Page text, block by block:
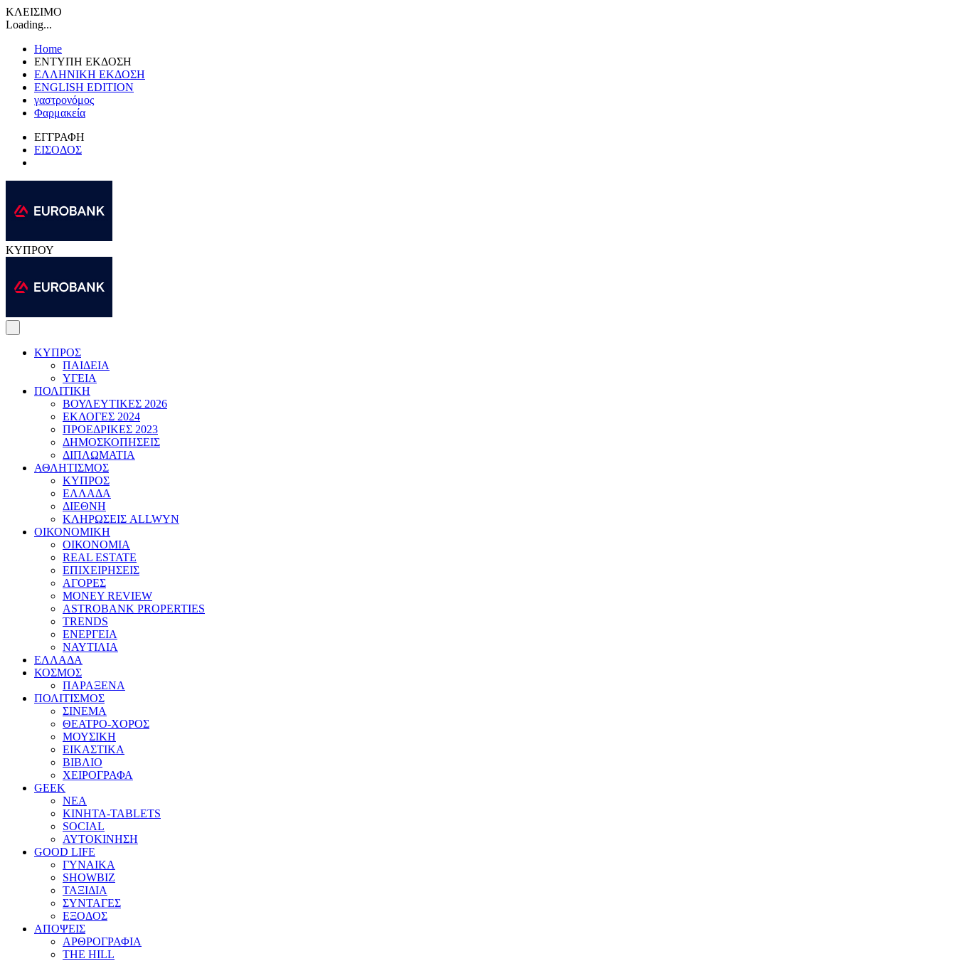
ΚΛΕΙΣΙΜΟ
Loading...
Home
ΕΝΤΥΠΗ ΕΚΔΟΣΗ
ΕΛΛΗΝΙΚΗ ΕΚΔΟΣΗ
ENGLISH EDITION
γαστρονόμος
Φαρμακεία
ΕΓΓΡΑΦΗ
ΕΙΣΟΔΟΣ
ΚΥΠΡΟΥ
ΚΥΠΡΟΣ
ΠΑΙΔΕΙΑ
ΥΓΕΙΑ
ΠΟΛΙΤΙΚΗ
ΒΟΥΛΕΥΤΙΚΕΣ 2026
ΕΚΛΟΓΕΣ 2024
ΠΡΟΕΔΡΙΚΕΣ 2023
ΔΗΜΟΣΚΟΠΗΣΕΙΣ
ΔΙΠΛΩΜΑΤΙΑ
ΑΘΛΗΤΙΣΜΟΣ
ΚΥΠΡΟΣ
ΕΛΛΑΔΑ
ΔΙΕΘΝΗ
ΚΛΗΡΩΣΕΙΣ ALLWYN
ΟΙΚΟΝΟΜΙΚΗ
ΟΙΚΟΝΟΜΙΑ
REAL ESTATE
ΕΠΙΧΕΙΡΗΣΕΙΣ
ΑΓΟΡΕΣ
MONEY REVIEW
ASTROBANK PROPERTIES
TRENDS
ΕΝΕΡΓΕΙΑ
ΝΑΥΤΙΛΙΑ
ΕΛΛΑΔΑ
ΚΟΣΜΟΣ
ΠΑΡΑΞΕΝΑ
ΠΟΛΙΤΙΣΜΟΣ
ΣΙΝΕΜΑ
ΘΕΑΤΡΟ-ΧΟΡΟΣ
ΜΟΥΣΙΚΗ
ΕΙΚΑΣΤΙΚΑ
ΒΙΒΛΙΟ
ΧΕΙΡΟΓΡΑΦΑ
GEEK
ΝΕΑ
ΚΙΝΗΤΑ-TABLETS
SOCIAL
ΑΥΤΟΚΙΝΗΣΗ
GOOD LIFE
ΓΥΝΑΙΚΑ
SHOWBIZ
ΤΑΞΙΔΙΑ
ΣΥΝΤΑΓΕΣ
ΕΞΟΔΟΣ
ΑΠΟΨΕΙΣ
ΑΡΘΡΟΓΡΑΦΙΑ
THE HILL